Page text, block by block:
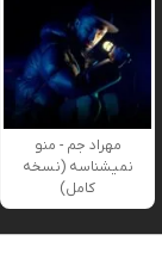
مهراد جم - منو
نمیشناسه (نسخه
کامل)